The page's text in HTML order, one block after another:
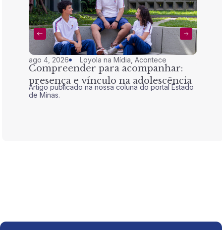
ago 4, 2026 Loyola na Mídia ,Acontece
Compreender para acompanhar:
presença e vínculo na adolescência
Artigo publicado na nossa coluna do portal Estado
de Minas.